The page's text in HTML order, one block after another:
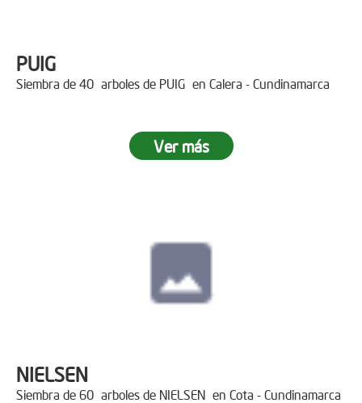
PUIG
Siembra de 40 arboles de PUIG en Calera - Cundinamarca
Ver más
NIELSEN
Siembra de 60 arboles de NIELSEN en Cota - Cundinamarca